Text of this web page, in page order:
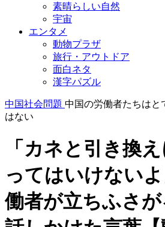
素晴らしい自然
宇宙
エンタメ
動物プラザ
旅行・アウトドア
面白ネタ
漢字パズル
中国社会問題 中国の労働者たちはと
はない
「カネと引き換
ってはいけない
働者が立ちふさ